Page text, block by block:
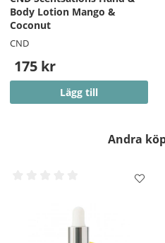
Body Lotion Mango &
Coconut
CND
175 kr
Lägg till
Andra